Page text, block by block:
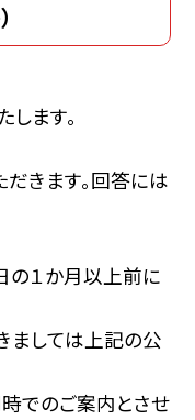
します。
きます。回答には
１か月以上前に
しては上記の公
でのご案内とさせ